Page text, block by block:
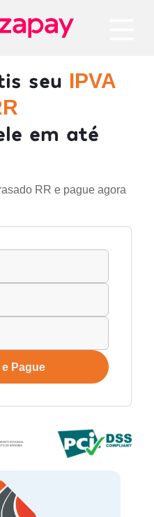
seu IPVA
em até
RR e pague agora
Pague